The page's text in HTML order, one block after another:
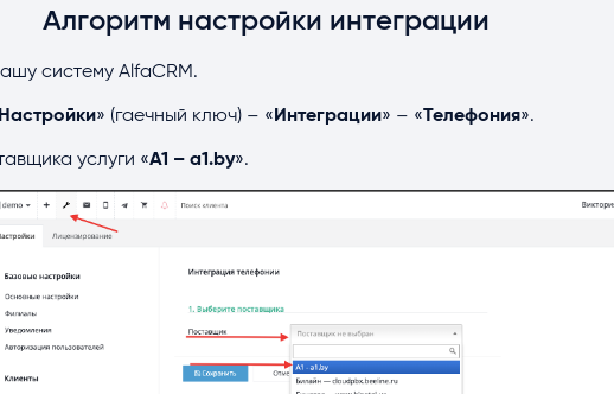
Алгоритм настройки интеграции
систему AlfaCRM.
Настройки» (гаечный ключ) – « Интеграции» – «Телефония».
услуги «А1 – a1.by».